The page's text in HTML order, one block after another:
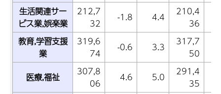
生活関連サー
ビス業,娯楽業
212,7
32
-1.8 4.4
210,4
36
教育,学習支援
業
319,6
74
-0.6 3.3
317,7
50
医療,福祉
307,8
06
4.6 5.0
291,4
35